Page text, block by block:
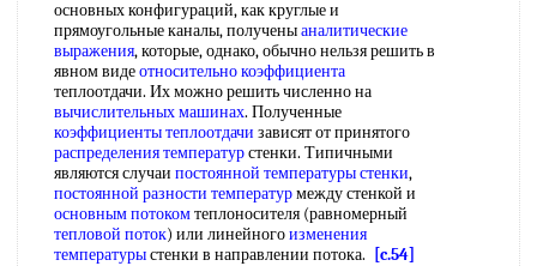
основных конфигураций, как круглые и
прямоугольные каналы, полученыаналитические
выражения, которые, однако, обычно нельзя решить в
явном видеотносительно коэффициента
теплоотдачи. Их можно решить численно на
вычислительных машинах. Полученные
коэффициенты теплоотдачи зависят от принятого
распределения температурстенки. Типичными
являются случаи постоянной температуры стенки,
постоянной разности температурмежду стенкой и
основным потокомтеплоносителя (равномерный
тепловой поток) или линейногоизменения
температурыстенки в направлении потока. [c.54]